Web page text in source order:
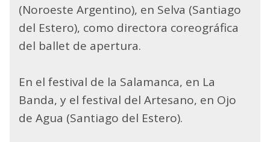
(Noroeste Argentino), en Selva (Santiago
del Estero), como directora coreográfica
del ballet de apertura.
En el festival de la Salamanca, en La
Banda, y el festival del Artesano, en Ojo
de Agua (Santiago del Estero).